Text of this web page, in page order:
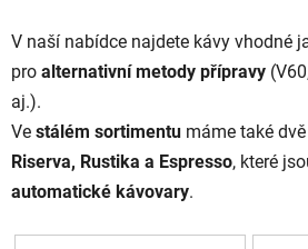
V naší nabídce najdete kávy vhodné
pro alternativnímetody přípravy (
aj.).
Ve stálém sortimentu máme také dvě
Riserva, Rustika a Espresso, které
automatické kávovary.